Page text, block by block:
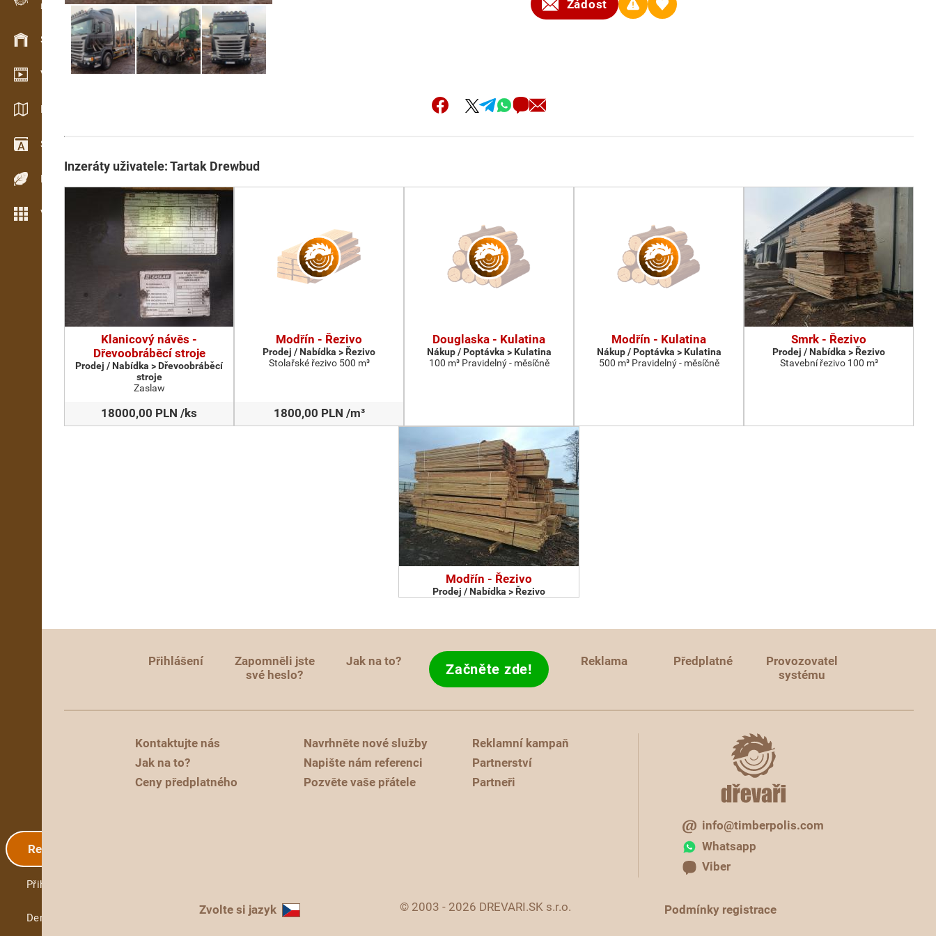
Evidence dřeva v terénu
Skladové hospodářství
Video showroom
Katalogy / Brožury
Slovník
Dřeviny
Více možností
Registrace
Přihlášení
Demo
Žádost
Inzeráty uživatele: Tartak Drewbud
Klanicový návěs -
Dřevoobráběcí stroje
Prodej / Nabídka > Dřevoobráběcí
stroje
Zaslaw
18000,00 PLN /ks
Modřín - Řezivo
Prodej / Nabídka > Řezivo
Stolařské řezivo 500 m³
1800,00 PLN /m³
Douglaska - Kulatina
Nákup / Poptávka > Kulatina
100 m³ Pravidelný - měsíčně
Modřín - Kulatina
Nákup / Poptávka > Kulatina
500 m³ Pravidelný - měsíčně
Smrk - Řezivo
Prodej / Nabídka > Řezivo
Stavební řezivo 100 m³
Modřín - Řezivo
Prodej / Nabídka > Řezivo
Přihlášení
Zapomněli jste
své heslo?
Jak na to? Začněte zde! Reklama Předplatné
Provozovatel
systému
Kontaktujte nás
Jak na to?
Ceny předplatného
Navrhněte nové služby
Napište nám referenci
Pozvěte vaše přátele
Reklamní kampaň
Partnerství
Partneři
info@timberpolis.com
Whatsapp
Viber
Zvolte si jazyk © 2003 - 2026 DREVARI.SK s.r.o. Podmínky registrace